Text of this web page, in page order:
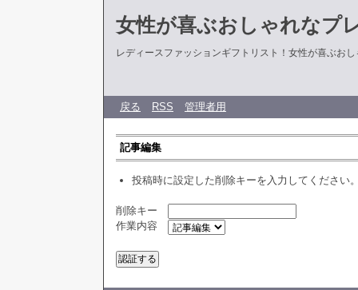
女性が喜ぶおしゃれなプ
レディースファッションギフトリスト！女性が喜ぶお
戻る RSS 管理者用
記事編集
投稿時に設定した削除キーを入力してください
削除キー
作業内容